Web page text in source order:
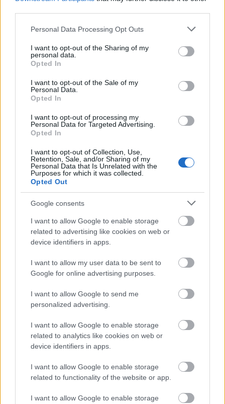
Please note that this website/app uses one or more Google
not limited to your visit or usage behaviour. You may click to
grant or deny consent to Google and its third-party tags to
use your data for below specified purposes in below Google
consent section.
Personal Data Processing Opt Outs
I want to opt-out of the Sharing of my
personal data.
Opted In
I want to opt-out of the Sale of my
Personal Data.
Opted In
I want to opt-out of processing my
Personal Data for Targeted Advertising.
Opted In
I want to opt-out of Collection, Use,
Retention, Sale, and/or Sharing of my
Personal Data that Is Unrelated with the
Purposes for which it was collected.
Opted Out
Google consents
I want to allow Google to enable storage
related to advertising like cookies on web or
device identifiers in apps.
I want to allow my user data to be sent to
Google for online advertising purposes.
I want to allow Google to send me
personalized advertising.
I want to allow Google to enable storage
related to analytics like cookies on web or
device identifiers in apps.
I want to allow Google to enable storage
related to functionality of the website or app.
I want to allow Google to enable storage
MAGYAR ÉPÍTŐK
autópálya útépítés M1-es autópálya Bicske
M1 bővítés: már zajlik a teljesen új Bicske Kelet
Tizenegy meglévő csomópontot korszerűsít és négy új,
különszintű csomópontot hoz létre az MKIF az M1-es
Új gyalogosátkelők és jelzőlámpás
csomópont épül Angyalföldön
Másfélszeresére bővítik
Hódmezővásárhely jó hírű református
iskoláját